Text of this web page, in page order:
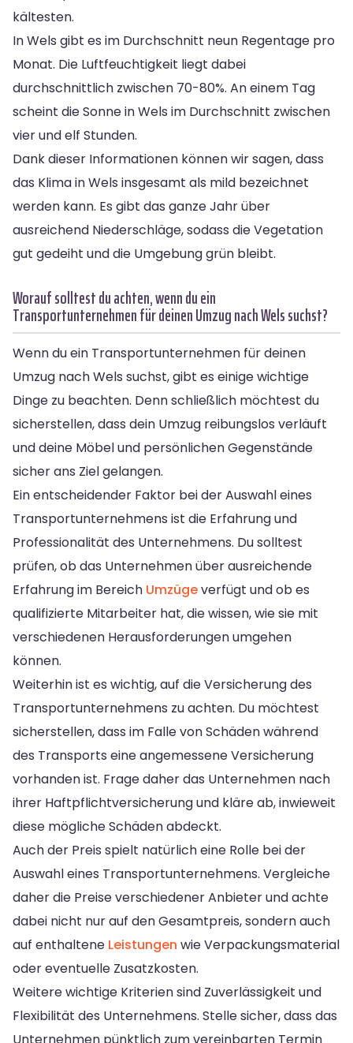
kältesten.
In Wels gibt es im Durchschnitt neun Regentage pro
Monat. Die Luftfeuchtigkeit liegt dabei
durchschnittlich zwischen 70-80%. An einem Tag
scheint die Sonne in Wels im Durchschnitt zwischen
vier und elf Stunden.
Dank dieser Informationen können wir sagen, dass
das Klima in Wels insgesamt als mild bezeichnet
werden kann. Es gibt das ganze Jahr über
ausreichend Niederschläge, sodass die Vegetation
gut gedeiht und die Umgebung grün bleibt.
Worauf solltest du achten, wenn du ein
Transportunternehmen für deinen Umzug nach Wels suchst?
Wenn du ein Transportunternehmen für deinen
Umzug nach Wels suchst, gibt es einige wichtige
Dinge zu beachten. Denn schließlich möchtest du
sicherstellen, dass dein Umzug reibungslos verläuft
und deine Möbel und persönlichen Gegenstände
sicher ans Ziel gelangen.
Ein entscheidender Faktor bei der Auswahl eines
Transportunternehmens ist die Erfahrung und
Professionalität des Unternehmens. Du solltest
prüfen, ob das Unternehmen über ausreichende
Erfahrung im Bereich Umzügeverfügt und ob es
qualifizierte Mitarbeiter hat, die wissen, wie sie mit
verschiedenen Herausforderungen umgehen
können.
Weiterhin ist es wichtig, auf die Versicherung des
Transportunternehmens zu achten. Du möchtest
sicherstellen, dass im Falle von Schäden während
des Transports eine angemessene Versicherung
vorhanden ist. Frage daher das Unternehmen nach
ihrer Haftpflichtversicherung und kläre ab, inwieweit
diese mögliche Schäden abdeckt.
Auch der Preis spielt natürlich eine Rolle bei der
Auswahl eines Transportunternehmens. Vergleiche
daher die Preise verschiedener Anbieter und achte
dabei nicht nur auf den Gesamtpreis, sondern auch
auf enthaltene Leistungen wie Verpackungsmaterial
oder eventuelle Zusatzkosten.
Weitere wichtige Kriterien sind Zuverlässigkeit und
Flexibilität des Unternehmens. Stelle sicher, dass das
Unternehmen pünktlich zum vereinbarten Termin